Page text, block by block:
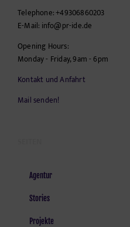
Telephone:+49306860203
E-Mail: info@pr-ide.de
Opening Hours:
Monday - Friday, 9am - 6pm
Kontakt und Anfahrt
Mail senden!
Agentur
Stories
Projekte